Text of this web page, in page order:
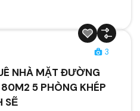
3
NHÀ MẶT ĐƯỜNG
5 PHÒNG KHÉP
SẼ